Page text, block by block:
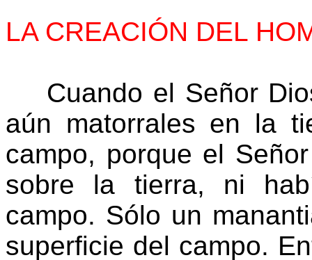
LA CREACIÓN DEL
Cuando el Señor
aún matorrales en la
campo, porque el
sobre la tierra, ni
campo. Sólo un
superficie del campo.